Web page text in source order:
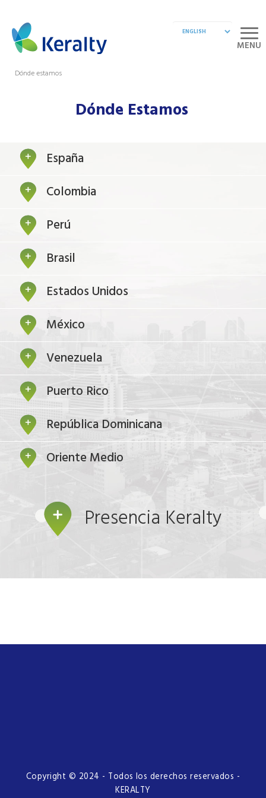
MENU
Dónde estamos
Dónde Estamos
España
Colombia
Perú
Brasil
Estados Unidos
México
Venezuela
Puerto Rico
República Dominicana
Oriente Medio
Presencia Keralty
Copyright © 2024 - Todos los derechos reservados -
KERALTY